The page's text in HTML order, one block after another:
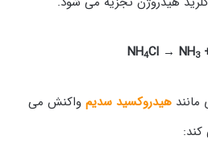
NH4Cl → NH3
هیدروکسید سدیم واکنش می
کند: